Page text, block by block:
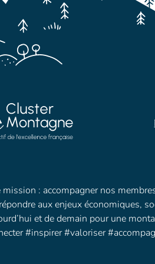
mission : accompagner nos
aux enjeux économiques,
et de demain pour une
#inspirer #valoriser